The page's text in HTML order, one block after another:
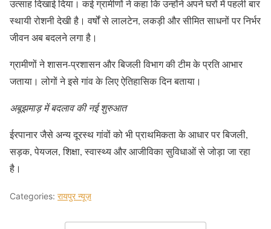
उत्साह दिखाई दिया। कई ग्रामीणों ने कहा कि उन्होंने अपने घरों में पहली बार
स्थायी रोशनी देखी है। वर्षों से लालटेन, लकड़ी और सीमित साधनों पर निर्भर
जीवन अब बदलने लगा है।
ग्रामीणों ने शासन-प्रशासन और बिजली विभाग की टीम के प्रति आभार
जताया। लोगों ने इसे गांव के लिए ऐतिहासिक दिन बताया।
अबूझमाड़ में बदलाव की नई शुरुआत
ईरपानार जैसे अन्य दूरस्थ गांवों को भी प्राथमिकता के आधार पर बिजली,
सड़क, पेयजल, शिक्षा, स्वास्थ्य और आजीविका सुविधाओं से जोड़ा जा रहा
है।
Categories: रायपुर न्यूज़